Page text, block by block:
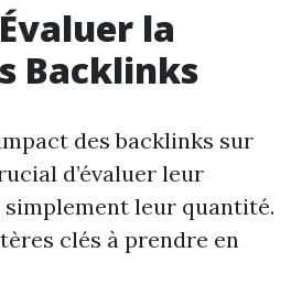
la
Backlinks
des backlinks sur
d’évaluer leur
leur quantité.
clés à prendre en